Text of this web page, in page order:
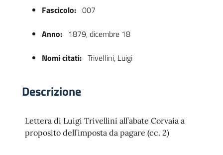
Fascicolo: 007
Anno: 1879, dicembre 18
Nomi citati: Trivellini, Luigi
Descrizione
Lettera di Luigi Trivellini all’abate Corvaia a
proposito dell’imposta da pagare (cc. 2)